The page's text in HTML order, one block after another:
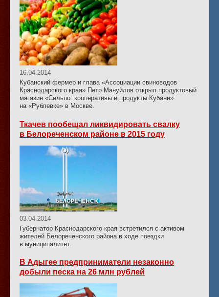
16.04.2014
Кубанский фермер и глава «Ассоциации свиноводов
Краснодарского края» Петр Мануйлов открыл продуктовый
магазин «Сельпо: кооперативы и продукты Кубани»
на «Рублевке» в Москве.
Ткачев пообещал ликвидировать свалку
в Белореченском районе в 2015 году
03.04.2014
Губернатор Краснодарского края встретился с активом
жителей Белореченского района в ходе поездки
в муниципалитет.
В Адыгее предприниматели незаконно
добыли песка на 26 млн рублей